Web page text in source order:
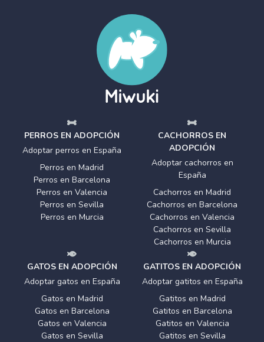
PERROS EN ADOPCIÓN
Adoptar perros en España
Perros en Madrid
Perros en Barcelona
Perros en Valencia
Perros en Sevilla
Perros en Murcia
CACHORROS EN
ADOPCIÓN
Adoptar cachorros en
España
Cachorros en Madrid
Cachorros en Barcelona
Cachorros en Valencia
Cachorros en Sevilla
Cachorros en Murcia
GATOS EN ADOPCIÓN
Adoptar gatos en España
Gatos en Madrid
Gatos en Barcelona
Gatos en Valencia
Gatos en Sevilla
GATITOS EN ADOPCIÓN
Adoptar gatitos en España
Gatitos en Madrid
Gatitos en Barcelona
Gatitos en Valencia
Gatitos en Sevilla